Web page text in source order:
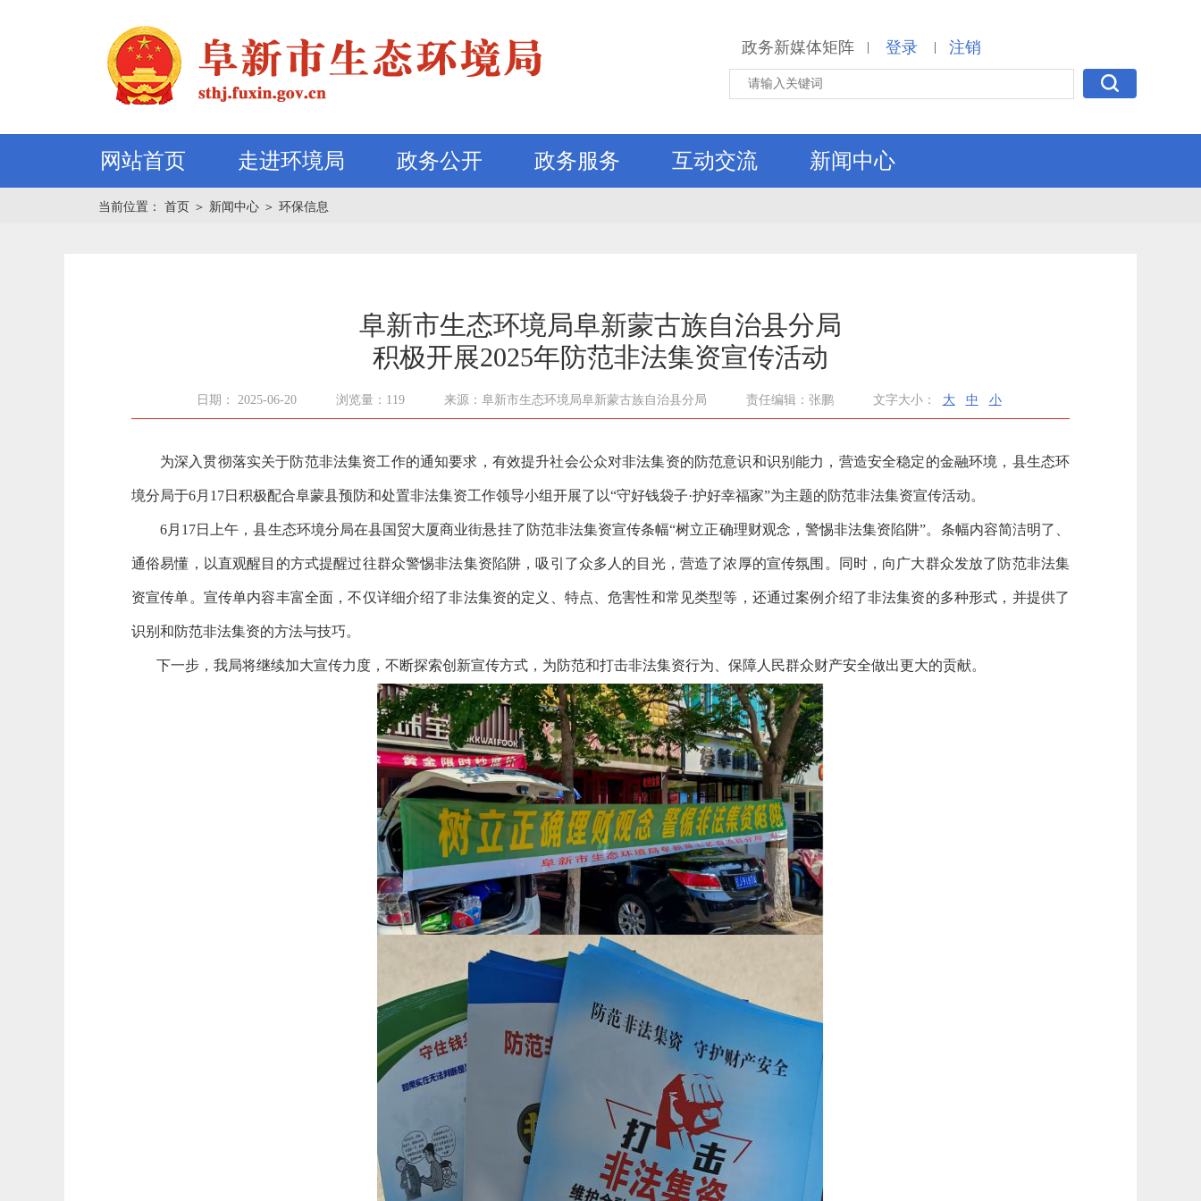
政务新媒体矩阵 | 登录 | 注销
网站首页 走进环境局 政务公开 政务服务 互动交流 新闻中心
当前位置： 首页 ＞ 新闻中心 ＞ 环保信息
阜新市生态环境局阜新蒙古族自治县分局
积极开展2025年防范非法集资宣传活动
日期： 2025-06-20 浏览量：119 来源：阜新市生态环境局阜新蒙古族自治县分局 责任编辑：张鹏 文字大小： 大 中 小
为深入贯彻落实关于防范非法集资工作的通知要求，有效提升社会公众对非法集资的防范意识和识别能力，营造安全稳定的金融环境，县生态环
境分局于6月17日积极配合阜蒙县预防和处置非法集资工作领导小组开展了以“守好钱袋子·护好幸福家”为主题的防范非法集资宣传活动。
6月17日上午，县生态环境分局在县国贸大厦商业街悬挂了防范非法集资宣传条幅“树立正确理财观念，警惕非法集资陷阱”。条幅内容简洁明了、
通俗易懂，以直观醒目的方式提醒过往群众警惕非法集资陷阱，吸引了众多人的目光，营造了浓厚的宣传氛围。同时，向广大群众发放了防范非法集
资宣传单。宣传单内容丰富全面，不仅详细介绍了非法集资的定义、特点、危害性和常见类型等，还通过案例介绍了非法集资的多种形式，并提供了
识别和防范非法集资的方法与技巧。
下一步，我局将继续加大宣传力度，不断探索创新宣传方式，为防范和打击非法集资行为、保障人民群众财产安全做出更大的贡献。